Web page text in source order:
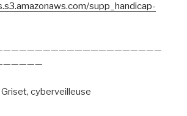
supp_handicap-
cyberveilleuse